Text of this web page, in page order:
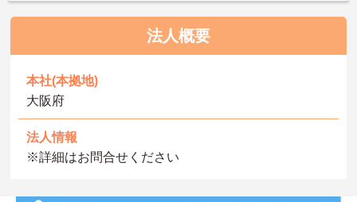
法人概要
本社(本拠地)
大阪府
法人情報
※詳細はお問合せください